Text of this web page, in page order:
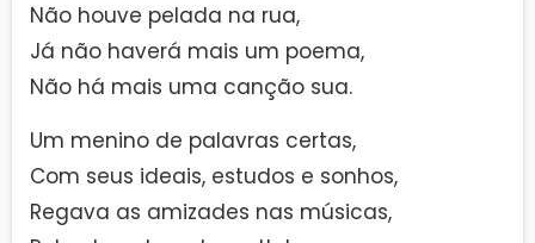
Não houve pelada na rua,
Já não haverá mais um poema,
Não há mais uma canção sua.
Um menino de palavras certas,
Com seus ideais, estudos e sonhos,
Regava as amizades nas músicas,